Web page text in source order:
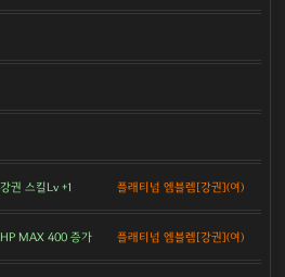
강권 스킬Lv +1 플래티넘 엠블렘[강권](여)
HP MAX 400 증가 플래티넘 엠블렘[강권](여)